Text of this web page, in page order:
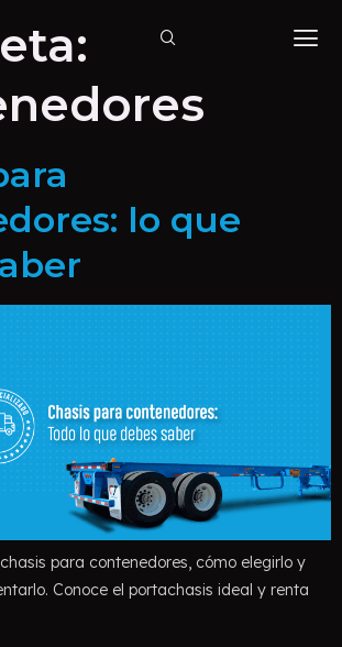
lo que
para contenedores, cómo elegirlo y
Conoce el portachasis ideal y renta